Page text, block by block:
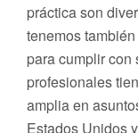
práctica son
tenemos
para cumplir con
profesionales
amplia en
Estados Unidos